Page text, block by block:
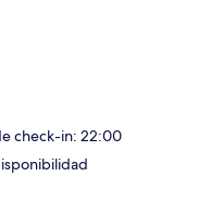
check-in: 22:00